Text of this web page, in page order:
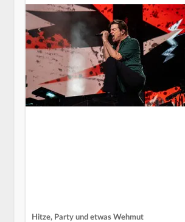
Hitze, Party und etwas Wehmut